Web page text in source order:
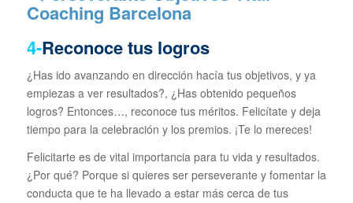
4-Reconoce tus logros
¿Has ido avanzando en dirección hacía tus objetivos, y ya
empiezas a ver resultados?, ¿Has obtenido pequeños
logros? Entonces…, reconoce tus méritos. Felicítate y deja
tiempo para la celebración y los premios. ¡Te lo mereces!
Felicitarte es de vital importancia para tu vida y resultados.
¿Por qué? Porque si quieres ser perseverante y fomentar la
conducta que te ha llevado a estar más cerca de tus